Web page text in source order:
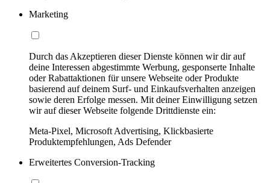
Marketing
Durch das Akzeptieren dieser Dienste können wir dir auf
deine Interessen abgestimmte Werbung, gesponserte Inhalte
oder Rabattaktionen für unsere Webseite oder Produkte
basierend auf deinem Surf- und Einkaufsverhalten anzeigen
sowie deren Erfolge messen. Mit deiner Einwilligung setzen
wir auf dieser Webseite folgende Drittdienste ein:
Meta-Pixel, Microsoft Advertising, Klickbasierte
Produktempfehlungen, Ads Defender
Erweitertes Conversion-Tracking